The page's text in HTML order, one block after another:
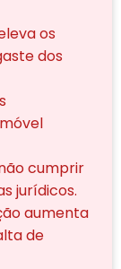
os
dos
cumprir
jurídicos.
aumenta
de